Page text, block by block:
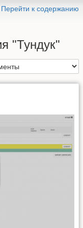
Перейти к содержанию
"Тундук"